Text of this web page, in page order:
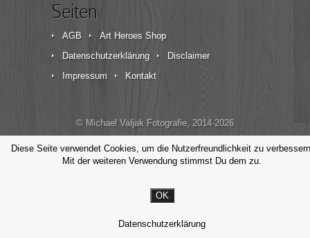
Seiten
AGB
Art Heroes Shop
Datenschutzerklärung
Disclaimer
Impressum
Kontakt
© Michael Valjak Fotografie, 2014-2026
Diese Seite verwendet Cookies, um die Nutzerfreundlichkeit zu
Mit der weiteren Verwendung stimmst Du dem zu.
OK
Datenschutzerklärung